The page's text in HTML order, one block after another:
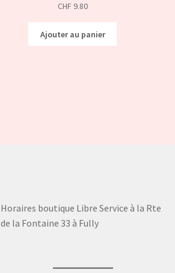
CHF 9.80
Ajouter au panier
Horaires boutique Libre Service à la Rte
de la Fontaine 33 à Fully